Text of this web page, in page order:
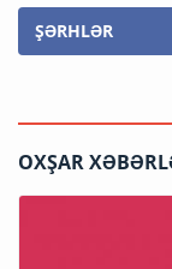
ŞƏRHLƏR
OXŞAR